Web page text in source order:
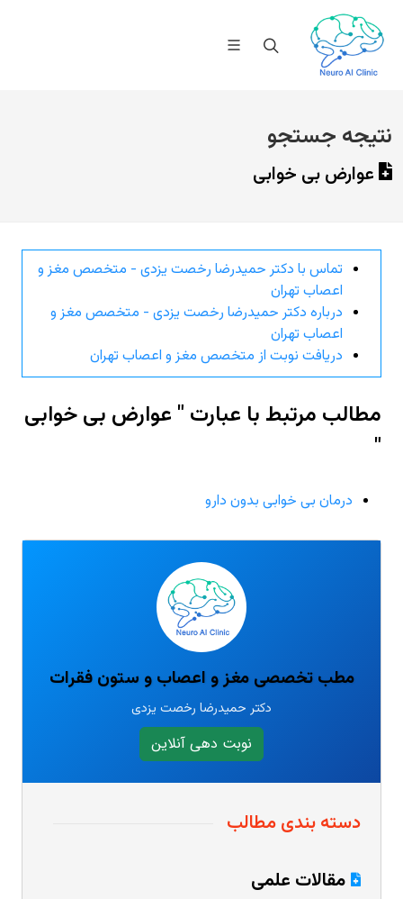
نتیجه جستجو
عوارض بی خوابی
تماس با دکتر حمیدرضا رخصت یزدی - متخصص مغز و
اعصاب تهران
درباره دکتر حمیدرضا رخصت یزدی - متخصص مغز و
اعصاب تهران
دریافت نوبت از متخصص مغز و اعصاب تهران
مطالب مرتبط با عبارت " عوارض بی خوابی
"
درمان بی خوابی بدون دارو
مطب تخصصی مغز و اعصاب و ستون فقرات
دکتر حمیدرضا رخصت یزدی
نوبت دهی آنلاین
دسته بندی مطالب
مقالات علمی